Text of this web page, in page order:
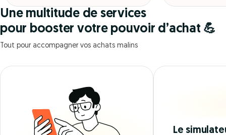
Une multitude de services
pour booster votre pouvoir d’achat 💪
Tout pour accompagner vos achats malins
Le